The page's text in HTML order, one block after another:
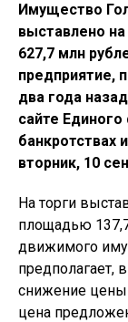
Имущество
выставлено
627,7 млн
предприятие,
два года
сайте
банкротствах
вторник, 10
На торги
площадью
движимого
предполагает,
снижение
цена